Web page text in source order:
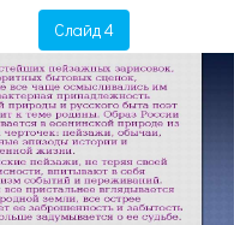
Слайд 4